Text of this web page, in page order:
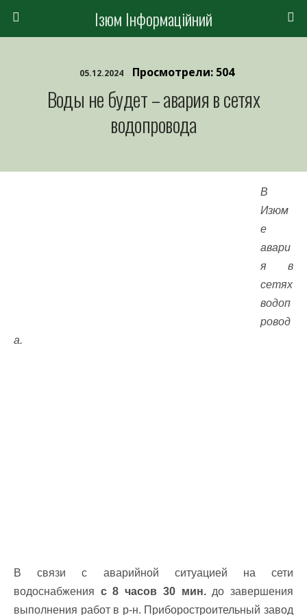
Ізюм Інформаційний
05.12.2024 Просмотрели: 504
Воды не будет – авария в сетях
водопровода
В
Изюм
е
авари
я в
сетях
водоп
ровод
а.
В связи с аварийной ситуацией на сети
водоснабжения с 8 часов 30 мин.до завершения
выполнения работ в р-н. Приборостроительный завод